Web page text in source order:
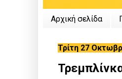
Αρχική σελίδα
Τρίτη 27